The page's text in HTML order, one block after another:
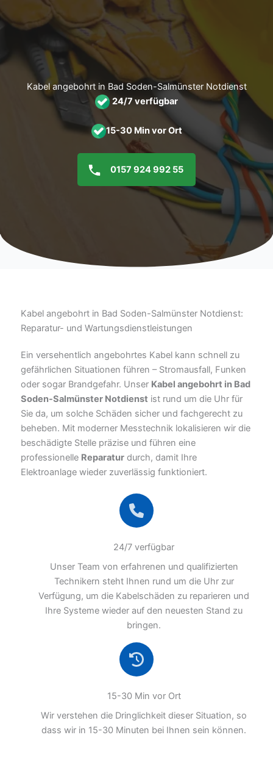
Inhalt
Kabel angebohrt in Bad Soden-Salmünster Notdienst
24/7 verfügbar
15-30 Min vor Ort
0157 924 992 55
Kabel angebohrt in Bad Soden-Salmünster Notdienst:
Reparatur- und Wartungsdienstleistungen
Ein versehentlich angebohrtes Kabel kann schnell zu
gefährlichen Situationen führen – Stromausfall, Funken
oder sogar Brandgefahr. Unser Kabel angebohrt in Bad
Soden-Salmünster Notdienst ist rund um die Uhr für
Sie da, um solche Schäden sicher und fachgerecht zu
beheben. Mit moderner Messtechnik lokalisieren wir die
beschädigte Stelle präzise und führen eine
professionelle Reparatur durch, damit Ihre
Elektroanlage wieder zuverlässig funktioniert.
24/7 verfügbar
Unser Team von erfahrenen und qualifizierten
Technikern steht Ihnen rund um die Uhr zur
Verfügung, um die Kabelschäden zu reparieren und
Ihre Systeme wieder auf den neuesten Stand zu
bringen.
15-30 Min vor Ort
Wir verstehen die Dringlichkeit dieser Situation, so
dass wir in 15-30 Minuten bei Ihnen sein können.